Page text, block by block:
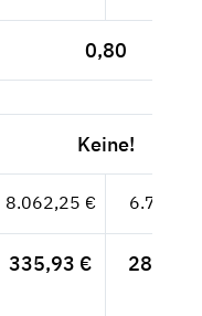
0,80
Keine!
8.062,25 € 6.775,--
335,93 € 282,29